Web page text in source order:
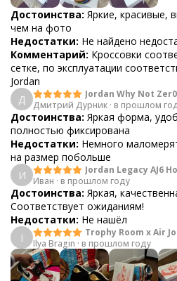
Достоинства: Яркие, красивые,
чем на фото
Недостатки: Не найдено
Комментарий: Кроссовки
сетке, по эксплуатации
Jordan
Д
Jordan Why Not
Дмитрий Дурник · в прошлом
Достоинства: Яркая форма,
полностью фиксирована
Недостатки: Немного
на размер побольше
И
Jordan Legacy AJ6
Иван · в прошлом году
Достоинства: Яркая,
Соответствует ожиданиям!
Недостатки: Не нашёл
I
Trophy Room x Air
Ilya Bragin · в прошлом году